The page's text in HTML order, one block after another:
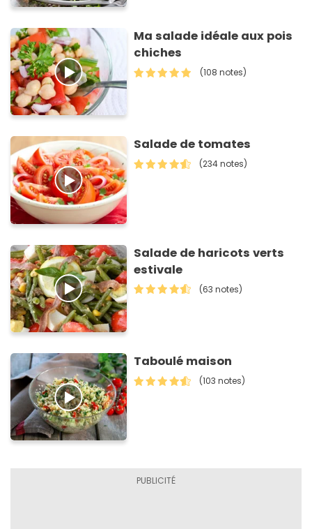
Ma salade idéale aux pois
chiches
(108 notes)
Salade de tomates
(234 notes)
Salade de haricots verts
estivale
(63 notes)
Taboulé maison
(103 notes)